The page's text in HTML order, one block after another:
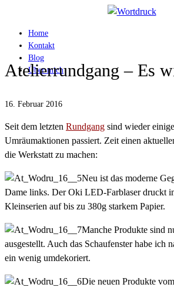
Home
Kontakt
Blog
Über mich
Atelierrundgang – Es
16. Februar 2016
Seit dem letzten Rundgang sind wieder
Umräumaktionen passiert. Zeit einen
die Werkstatt zu machen:
Neu ist das moderne
Dame links. Der Oki LED-Farblaser druckt
Kleinserien auf bis zu 380g starkem Papier.
Manche Produkte sind
ausgestellt. Auch das Schaufenster habe ich
ein wenig umdekoriert.
Die neuen Produkte